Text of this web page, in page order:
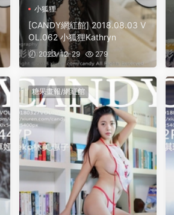
小狐狸
[CANDY網紅館] 2018.08.03 V
OL.062 小狐狸Kathryn
2023-12-29 279
糖果畫報/網紅館